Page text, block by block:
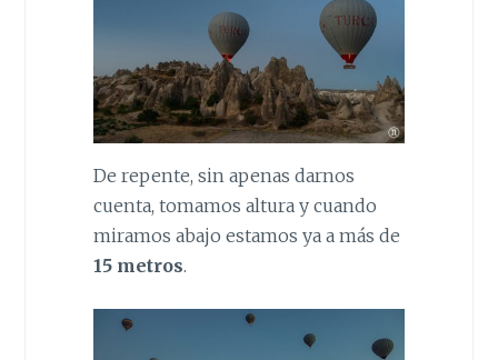
De repente, sin apenas darnos
cuenta, tomamos altura y cuando
miramos abajo estamos ya a más de
15 metros.